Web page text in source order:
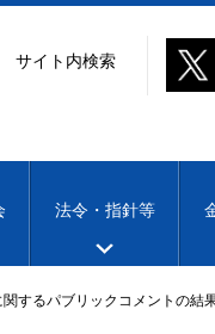
サイト内検索
法令・指針等
するパブリックコメントの結